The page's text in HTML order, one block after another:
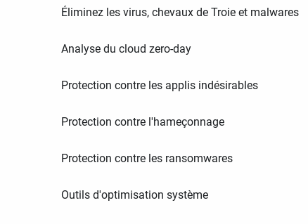
Éliminez les virus, chevaux de Troie et malwares
Analyse du cloud zero-day
Protection contre les applis indésirables
Protection contre l'hameçonnage
Protection contre les ransomwares
Outils d'optimisation système